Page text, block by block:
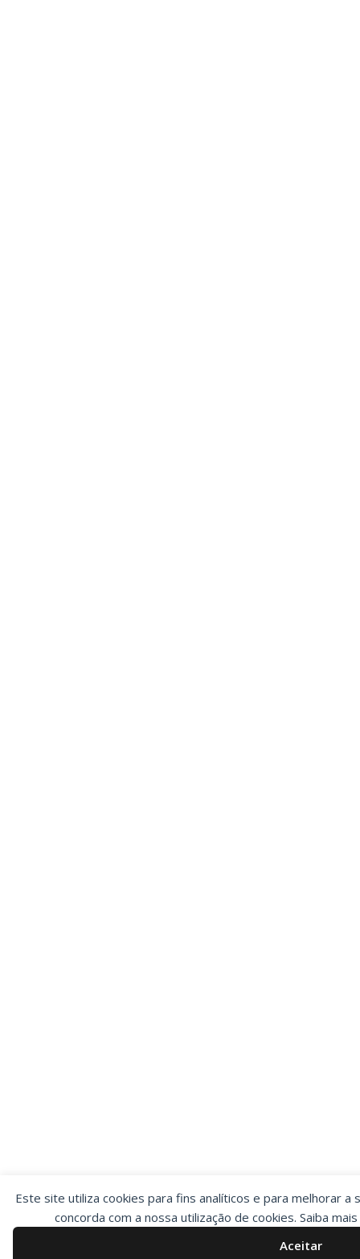
Este site utiliza cookies para fins analíticos e para melhorar a
concorda com a nossa utilização de cookies. Saiba
Aceitar